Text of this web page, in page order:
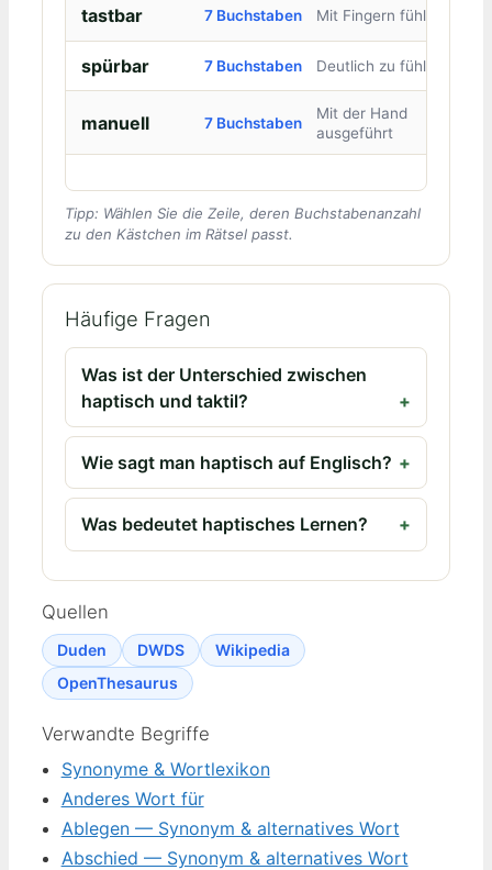
tastbar 7 Buchstaben Mit Fingern fühlbar
spürbar 7 Buchstaben Deutlich zu fühlen
manuell 7 Buchstaben
Mit der Hand
ausgeführt
Tipp: Wählen Sie die Zeile, deren Buchstabenanzahl
zu den Kästchen im Rätsel passt.
Häufige Fragen
Was ist der Unterschied zwischen
haptisch und taktil?
Wie sagt man haptisch auf Englisch?
Was bedeutet haptisches Lernen?
Quellen
Duden DWDS
Wikipedia
OpenThesaurus
Verwandte Begriffe
Synonyme & Wortlexikon
Anderes Wort für
Ablegen — Synonym & alternatives Wort
Abschied — Synonym & alternatives Wort